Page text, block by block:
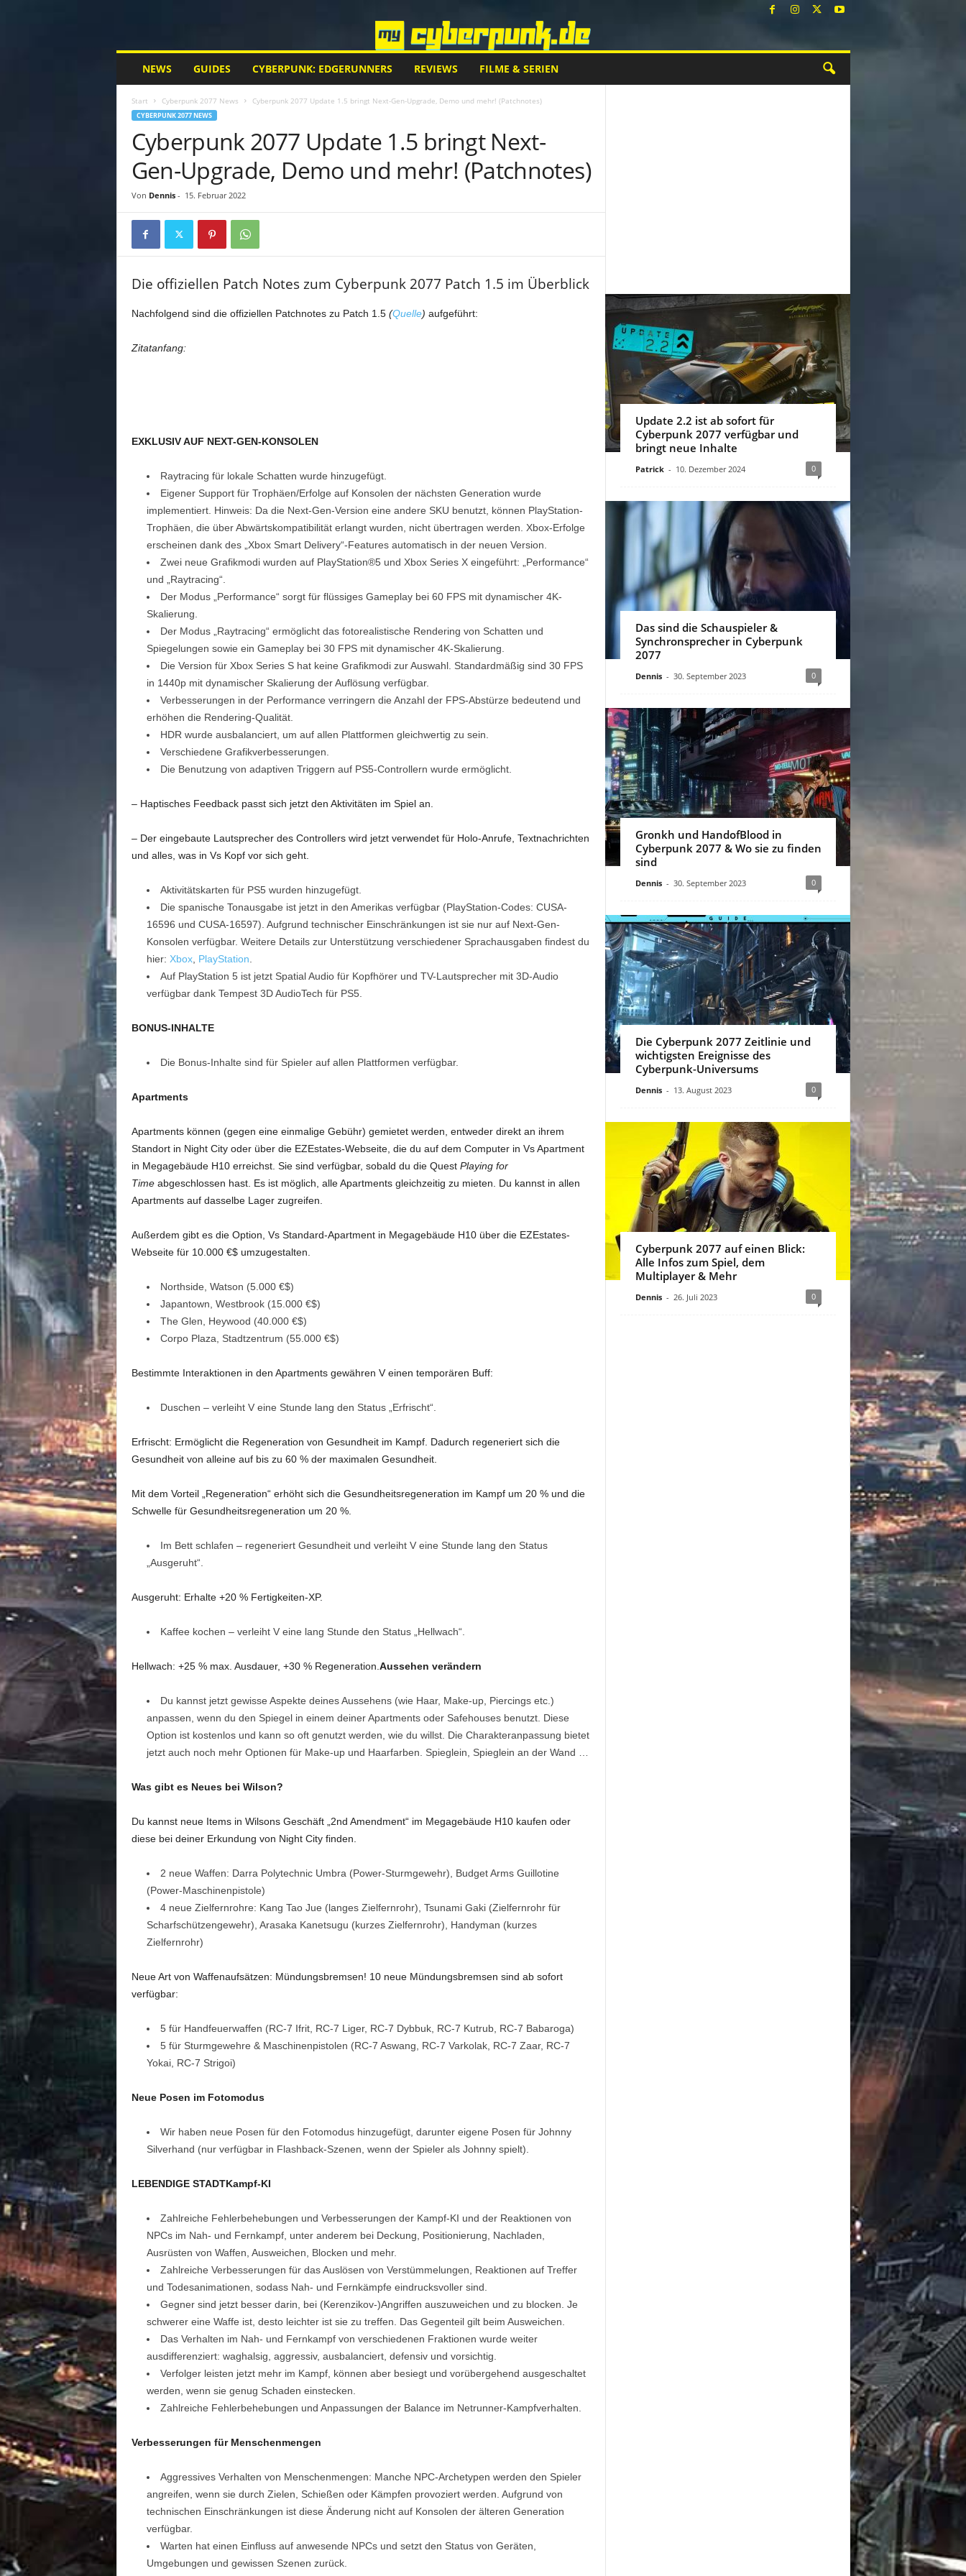
C
e
0
7
NEWS GUIDES CYBERPUNK: EDGERUNNERS REVIEWS FILME & SERIEN
Start Cyberpunk 2077 News Cyberpunk 2077 Update 1.5 bringt Next-Gen-Upgrade, Demo und mehr! (Patchnotes)
CYBERPUNK 2077 NEWS
Cyberpunk 2077 Update 1.5 bringt Next-
Gen-Upgrade, Demo und mehr! (Patchnotes)
Von Dennis- 15. Februar 2022
Die offiziellen Patch Notes zum Cyberpunk 2077 Patch 1.5 im Überblick
Nachfolgend sind die offiziellen Patchnotes zu Patch 1.5 (Quelle) aufgeführt:
Zitatanfang:
EXKLUSIV AUF NEXT-GEN-KONSOLEN
Raytracing für lokale Schatten wurde hinzugefügt.
Eigener Support für Trophäen/Erfolge auf Konsolen der nächsten Generation wurde
implementiert. Hinweis: Da die Next-Gen-Version eine andere SKU benutzt, können PlayStation-
Trophäen, die über Abwärtskompatibilität erlangt wurden, nicht übertragen werden. Xbox-Erfolge
erscheinen dank des „Xbox Smart Delivery“-Features automatisch in der neuen Version.
Zwei neue Grafikmodi wurden auf PlayStation®5 und Xbox Series X eingeführt: „Performance“
und „Raytracing“.
Der Modus „Performance“ sorgt für flüssiges Gameplay bei 60 FPS mit dynamischer 4K-
Skalierung.
Der Modus „Raytracing“ ermöglicht das fotorealistische Rendering von Schatten und
Spiegelungen sowie ein Gameplay bei 30 FPS mit dynamischer 4K-Skalierung.
Die Version für Xbox Series S hat keine Grafikmodi zur Auswahl. Standardmäßig sind 30 FPS
in 1440p mit dynamischer Skalierung der Auflösung verfügbar.
Verbesserungen in der Performance verringern die Anzahl der FPS-Abstürze bedeutend und
erhöhen die Rendering-Qualität.
HDR wurde ausbalanciert, um auf allen Plattformen gleichwertig zu sein.
Verschiedene Grafikverbesserungen.
Die Benutzung von adaptiven Triggern auf PS5-Controllern wurde ermöglicht.
– Haptisches Feedback passt sich jetzt den Aktivitäten im Spiel an.
– Der eingebaute Lautsprecher des Controllers wird jetzt verwendet für Holo-Anrufe, Textnachrichten
und alles, was in Vs Kopf vor sich geht.
Aktivitätskarten für PS5 wurden hinzugefügt.
Die spanische Tonausgabe ist jetzt in den Amerikas verfügbar (PlayStation-Codes: CUSA-
16596 und CUSA-16597). Aufgrund technischer Einschränkungen ist sie nur auf Next-Gen-
Konsolen verfügbar. Weitere Details zur Unterstützung verschiedener Sprachausgaben findest du
hier: Xbox, PlayStation
Auf PlayStation 5 ist jetzt Spatial Audio für Kopfhörer und TV-Lautsprecher mit 3D-Audio
verfügbar dank Tempest 3D AudioTech für PS5.
BONUS-INHALTE
Die Bonus-Inhalte sind für Spieler auf allen Plattformen verfügbar.
Apartments
Apartments können (gegen eine einmalige Gebühr) gemietet werden, entweder direkt an ihrem
Standort in Night City oder über die EZEstates-Webseite, die du auf dem Computer in Vs Apartment
in Megagebäude H10 erreichst. Sie sind verfügbar, sobald du die Quest Playing for
Time abgeschlossen hast. Es ist möglich, alle Apartments gleichzeitig zu mieten. Du kannst in allen
Apartments auf dasselbe Lager zugreifen.
Außerdem gibt es die Option, Vs Standard-Apartment in Megagebäude H10 über die EZEstates-
Webseite für 10.000 €$ umzugestalten.
Northside, Watson (5.000 €$)
Japantown, Westbrook (15.000 €$)
The Glen, Heywood (40.000 €$)
Corpo Plaza, Stadtzentrum (55.000 €$)
Bestimmte Interaktionen in den Apartments gewähren V einen temporären Buff:
Duschen – verleiht V eine Stunde lang den Status „Erfrischt“.
Erfrischt: Ermöglicht die Regeneration von Gesundheit im Kampf. Dadurch regeneriert sich die
Gesundheit von alleine auf bis zu 60 % der maximalen Gesundheit.
Mit dem Vorteil „Regeneration“ erhöht sich die Gesundheitsregeneration im Kampf um 20 % und die
Schwelle für Gesundheitsregeneration um 20 %.
Im Bett schlafen – regeneriert Gesundheit und verleiht V eine Stunde lang den Status
„Ausgeruht“.
Ausgeruht: Erhalte +20 % Fertigkeiten-XP.
Kaffee kochen – verleiht V eine lang Stunde den Status „Hellwach“.
Hellwach: +25 % max. Ausdauer, +30 % Regeneration. Aussehen verändern
Du kannst jetzt gewisse Aspekte deines Aussehens (wie Haar, Make-up, Piercings etc.)
anpassen, wenn du den Spiegel in einem deiner Apartments oder Safehouses benutzt. Diese
Option ist kostenlos und kann so oft genutzt werden, wie du willst. Die Charakteranpassung bietet
jetzt auch noch mehr Optionen für Make-up und Haarfarben. Spieglein, Spieglein an der Wand …
Was gibt es Neues bei Wilson?
Du kannst neue Items in Wilsons Geschäft „2nd Amendment“ im Megagebäude H10 kaufen oder
diese bei deiner Erkundung von Night City finden.
2 neue Waffen: Darra Polytechnic Umbra (Power-Sturmgewehr), Budget Arms Guillotine
(Power-Maschinenpistole)
4 neue Zielfernrohre: Kang Tao Jue (langes Zielfernrohr), Tsunami Gaki (Zielfernrohr für
Scharfschützengewehr), Arasaka Kanetsugu (kurzes Zielfernrohr), Handyman (kurzes
Zielfernrohr)
Neue Art von Waffenaufsätzen: Mündungsbremsen! 10 neue Mündungsbremsen sind ab sofort
verfügbar:
5 für Handfeuerwaffen (RC-7 Ifrit, RC-7 Liger, RC-7 Dybbuk, RC-7 Kutrub, RC-7 Babaroga)
5 für Sturmgewehre & Maschinenpistolen (RC-7 Aswang, RC-7 Varkolak, RC-7 Zaar, RC-7
Yokai, RC-7 Strigoi)
Neue Posen im Fotomodus
Wir haben neue Posen für den Fotomodus hinzugefügt, darunter eigene Posen für Johnny
Silverhand (nur verfügbar in Flashback-Szenen, wenn der Spieler als Johnny spielt).
LEBENDIGE STADTKampf-KI
Zahlreiche Fehlerbehebungen und Verbesserungen der Kampf-KI und der Reaktionen von
NPCs im Nah- und Fernkampf, unter anderem bei Deckung, Positionierung, Nachladen,
Ausrüsten von Waffen, Ausweichen, Blocken und mehr.
Zahlreiche Verbesserungen für das Auslösen von Verstümmelungen, Reaktionen auf Treffer
und Todesanimationen, sodass Nah- und Fernkämpfe eindrucksvoller sind.
Gegner sind jetzt besser darin, bei (Kerenzikov-)Angriffen auszuweichen und zu blocken. Je
schwerer eine Waffe ist, desto leichter ist sie zu treffen. Das Gegenteil gilt beim Ausweichen.
Das Verhalten im Nah- und Fernkampf von verschiedenen Fraktionen wurde weiter
ausdifferenziert: waghalsig, aggressiv, ausbalanciert, defensiv und vorsichtig.
Verfolger leisten jetzt mehr im Kampf, können aber besiegt und vorübergehend ausgeschaltet
werden, wenn sie genug Schaden einstecken.
Zahlreiche Fehlerbehebungen und Anpassungen der Balance im Netrunner-Kampfverhalten.
Verbesserungen für Menschenmengen
Aggressives Verhalten von Menschenmengen: Manche NPC-Archetypen werden den Spieler
angreifen, wenn sie durch Zielen, Schießen oder Kämpfen provoziert werden. Aufgrund von
technischen Einschränkungen ist diese Änderung nicht auf Konsolen der älteren Generation
verfügbar.
Warten hat einen Einfluss auf anwesende NPCs und setzt den Status von Geräten,
Umgebungen und gewissen Szenen zurück.
Update 2.2 ist ab sofort für
Cyberpunk 2077 verfügbar und
bringt neue Inhalte
Patrick - 10. Dezember 2024 0
Das sind die Schauspieler &
Synchronsprecher in Cyberpunk
2077
Dennis - 30. September 2023 0
Gronkh und HandofBlood in
Cyberpunk 2077 & Wo sie zu finden
sind
Dennis - 30. September 2023 0
Die Cyberpunk 2077 Zeitlinie und
wichtigsten Ereignisse des
Cyberpunk-Universums
Dennis - 13. August 2023 0
Cyberpunk 2077 auf einen Blick:
Alle Infos zum Spiel, dem
Multiplayer & Mehr
Dennis - 26. Juli 2023 0